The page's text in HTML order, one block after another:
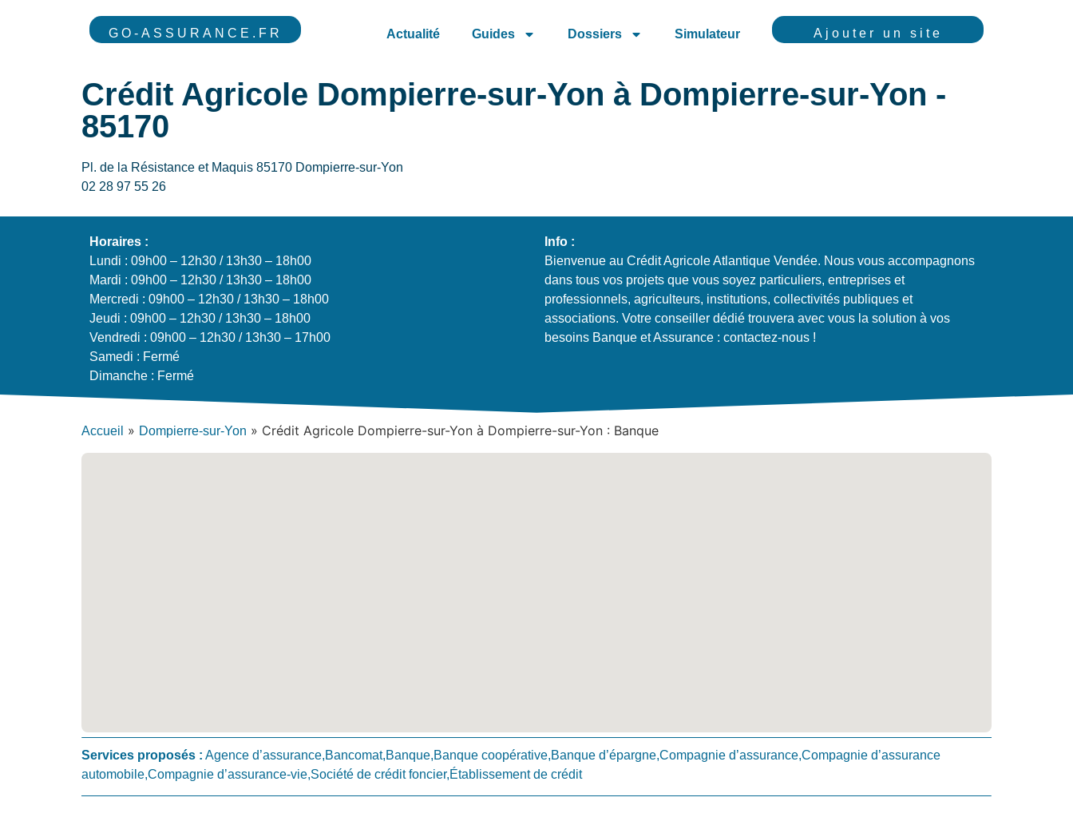
GO-ASSURANCE.FR Actualité Guides Dossiers Simulateur Ajouter un site
Crédit Agricole Dompierre-sur-Yon à Dompierre-sur-Yon -
85170
Pl. de la Résistance et Maquis 85170 Dompierre-sur-Yon
02 28 97 55 26
Horaires :
Lundi : 09h00 – 12h30 / 13h30 – 18h00
Mardi : 09h00 – 12h30 / 13h30 – 18h00
Mercredi : 09h00 – 12h30 / 13h30 – 18h00
Jeudi : 09h00 – 12h30 / 13h30 – 18h00
Vendredi : 09h00 – 12h30 / 13h30 – 17h00
Samedi : Fermé
Dimanche : Fermé
Info :
Bienvenue au Crédit Agricole Atlantique Vendée. Nous vous accompagnons
dans tous vos projets que vous soyez particuliers, entreprises et
professionnels, agriculteurs, institutions, collectivités publiques et
associations. Votre conseiller dédié trouvera avec vous la solution à vos
besoins Banque et Assurance : contactez-nous !
Accueil » Dompierre-sur-Yon » Crédit Agricole Dompierre-sur-Yon à Dompierre-sur-Yon : Banque
Services proposés : Agence d’assurance,Bancomat,Banque,Banque coopérative,Banque d’épargne,Compagnie d’assurance,Compagnie d’assurance
automobile,Compagnie d’assurance-vie,Société de crédit foncier,Établissement de crédit